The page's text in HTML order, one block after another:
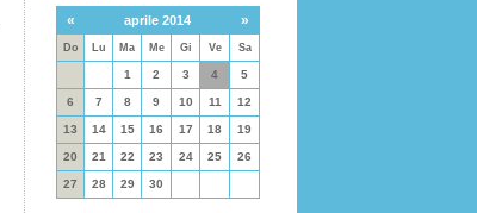
« aprile 2014 »
Do Lu Ma Me Gi Ve Sa
1 2 3 4 5
6 7 8 9 10 11 12
13 14 15 16 17 18 19
20 21 22 23 24 25 26
27 28 29 30